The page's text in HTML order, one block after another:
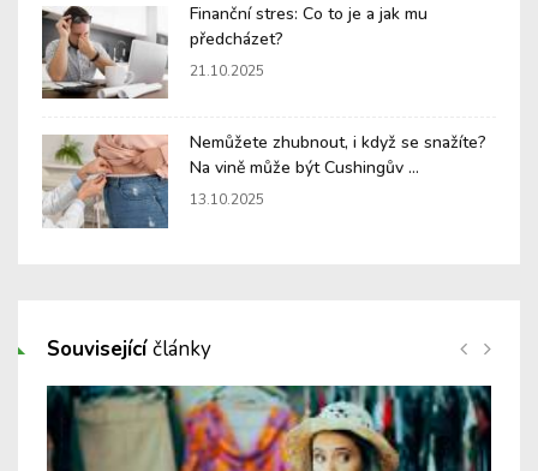
Finanční stres: Co to je a jak mu
předcházet?
21.10.2025
Nemůžete zhubnout, i když se snažíte?
Na vině může být Cushingův ...
13.10.2025
Souvisejícíčlánky